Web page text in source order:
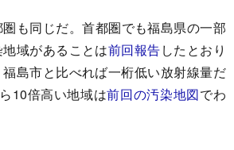
も同じだ。首都圏でも福島県の一部
域があることは前回報告したとおり
島市と比べれば一桁低い放射線量だ
10倍高い地域は前回の汚染地図でわ